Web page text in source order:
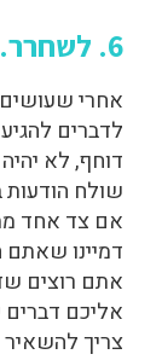
6. לשחרר.
אחרי שעושים
לדברים
דוחף, לא
שולח הודעות
אם צד אחד
דמיינו
אתם רוצים
אליכם דברים
צריך